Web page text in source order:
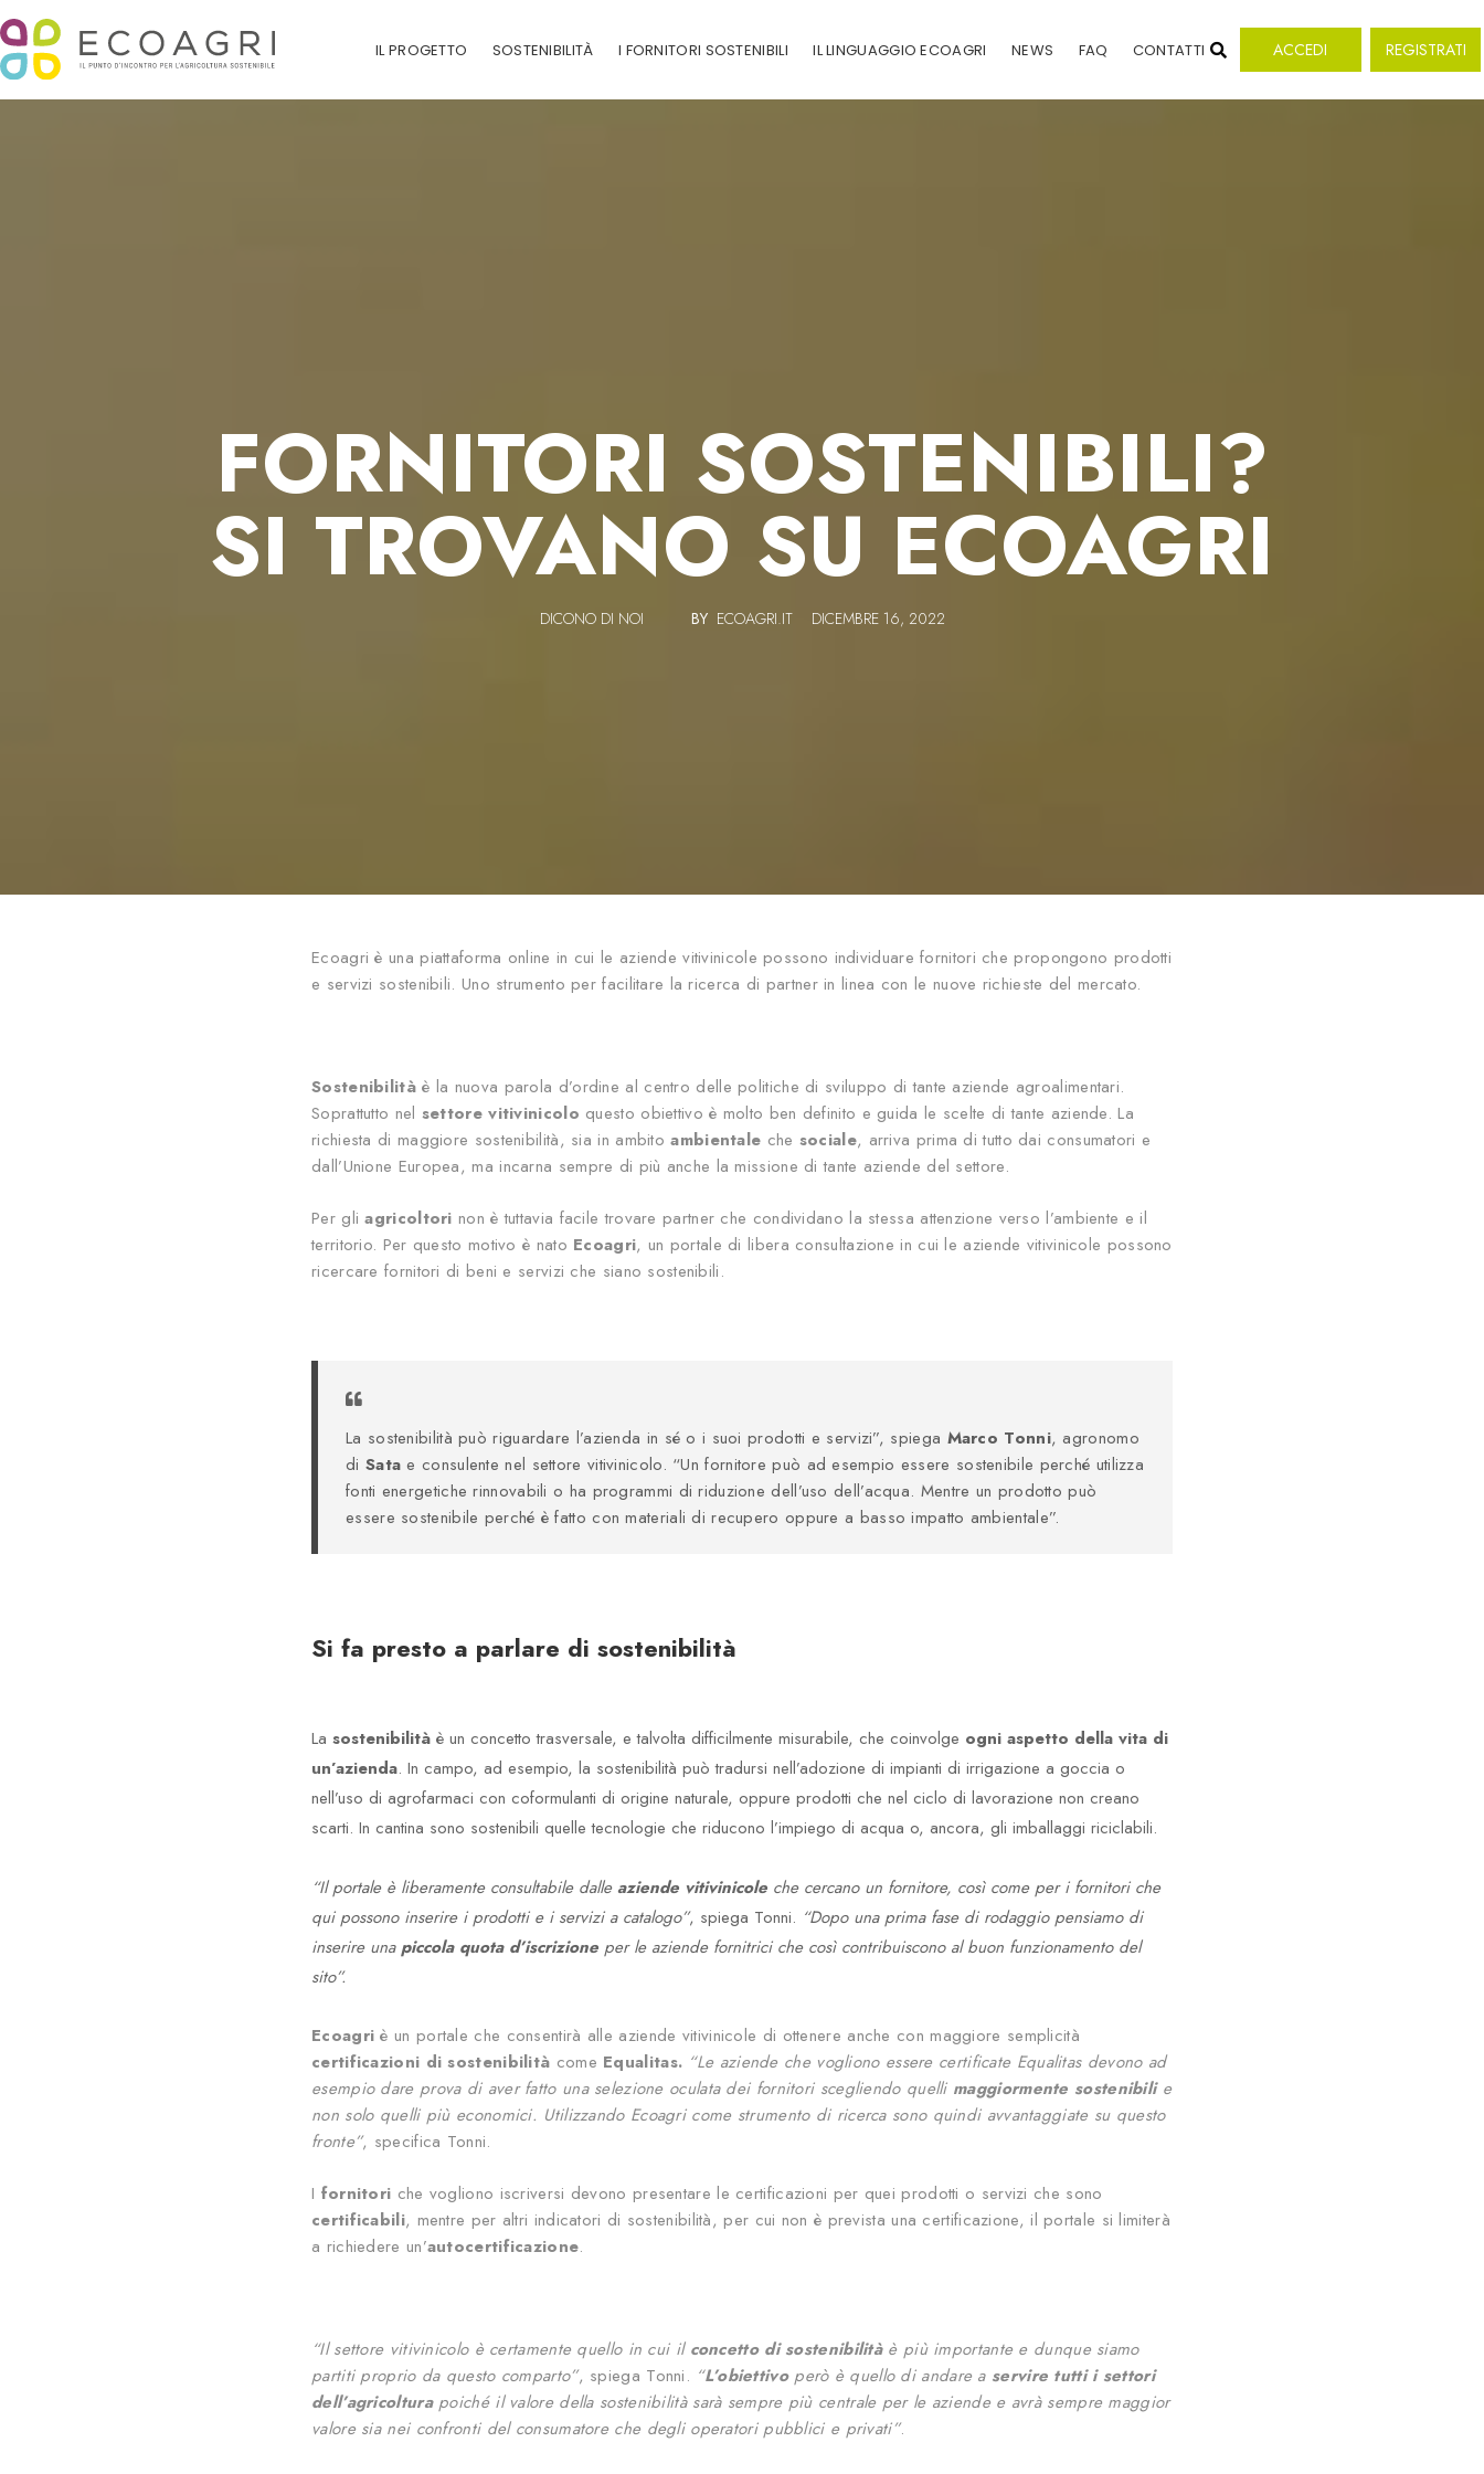
IL PROGETTO SOSTENIBILITÀ I FORNITORI SOSTENIBILI IL LINGUAGGIO ECOAGRI NEWS FAQ CONTATTI ACCEDI REGISTRATI
FORNITORI SOSTENIBILI?
SI TROVANO SU ECOAGRI
DICONO DI NOI BY ECOAGRI.IT DICEMBRE 16, 2022
Ecoagri è una piattaforma online in cui le aziende vitivinicole possono individuare fornitori che propongono prodotti
e servizi sostenibili. Uno strumento per facilitare la ricerca di partner in linea con le nuove richieste del mercato.
Sostenibilitàè la nuova parola d’ordine al centro delle politiche di sviluppo di tante aziende agroalimentari.
Soprattutto nel settore vitivinicolo questo obiettivo è molto ben definito e guida le scelte di tante aziende. La
richiesta di maggiore sostenibilità, sia in ambitoambientale che sociale, arriva prima di tutto dai consumatori e
dall’Unione Europea, ma incarna sempre di più anche la missione di tante aziende del settore.
Per gliagricoltori non è tuttavia facile trovare partner che condividano la stessa attenzione verso l’ambiente e il
territorio. Per questo motivo è nato Ecoagri, un portale di libera consultazione in cui le aziende vitivinicole possono
ricercare fornitori di beni e servizi che siano sostenibili.
La sostenibilità può riguardare l’azienda in sé o i suoi prodotti e servizi”, spiega Marco Tonni, agronomo
di Sata e consulente nel settore vitivinicolo. “Un fornitore può ad esempio essere sostenibile perché utilizza
fonti energetiche rinnovabili o ha programmi di riduzione dell’uso dell’acqua. Mentre un prodotto può
essere sostenibile perché è fatto con materiali di recupero oppure a basso impatto ambientale”.
Si fa presto a parlare di sostenibilità
La sostenibilità è un concetto trasversale, e talvolta difficilmente misurabile, che coinvolge ogni aspetto della vita di
un’azienda. In campo, ad esempio, la sostenibilità può tradursi nell’adozione di impianti di irrigazione a goccia o
nell’uso di agrofarmaci con coformulanti di origine naturale, oppure prodotti che nel ciclo di lavorazione non creano
scarti. In cantina sono sostenibili quelle tecnologie che riducono l’impiego di acqua o, ancora, gli imballaggi riciclabili.
“Il portale è liberamente consultabile dalleaziende vitivinicole che cercano un fornitore, così come per i fornitori che
qui possono inserire i prodotti e i servizi a catalogo”, spiega Tonni. “Dopo una prima fase di rodaggio pensiamo di
inserire unapiccola quota d’iscrizione per le aziende fornitrici che così contribuiscono al buon funzionamento del
sito”.
Ecoagri è un portale che consentirà alle aziende vitivinicole di ottenere anche con maggiore semplicità
certificazioni di sostenibilità come Equalitas. “Le aziende che vogliono essere certificate Equalitas devono ad
esempio dare prova di aver fatto una selezione oculata dei fornitori scegliendo quelli maggiormente sostenibilie
non solo quelli più economici. Utilizzando Ecoagri come strumento di ricerca sono quindi avvantaggiate su questo
fronte”, specifica Tonni.
I fornitori che vogliono iscriversi devono presentare le certificazioni per quei prodotti o servizi che sono
certificabili, mentre per altri indicatori di sostenibilità, per cui non è prevista una certificazione, il portale si limiterà
a richiedere un’autocertificazione.
“Il settore vitivinicolo è certamente quello in cui il concetto di sostenibilitàè più importante e dunque siamo
partiti proprio da questo comparto”, spiega Tonni. “L’obiettivoperò è quello di andare a servire tutti i settori
dell’agricolturapoiché il valore della sostenibilità sarà sempre più centrale per le aziende e avrà sempre maggior
valore sia nei confronti del consumatore che degli operatori pubblici e privati”.